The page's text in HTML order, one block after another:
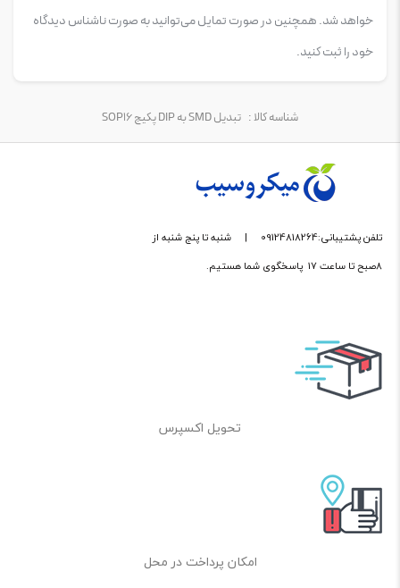
خواهد شد. همچنین در صورت تمایل می‌توانید به صورت ناشناس دیدگاه
خود را ثبت کنید.
شناسه کالا : تبدیل SMD به DIP پکیج SOP16
تلفن پشتیبانی:09124818264 |
شنبه تا پنج شنبه از
8صبح تا ساعت 17 پاسخگوی شما هستیم.
تحویل اکسپرس
امکان پرداخت در محل